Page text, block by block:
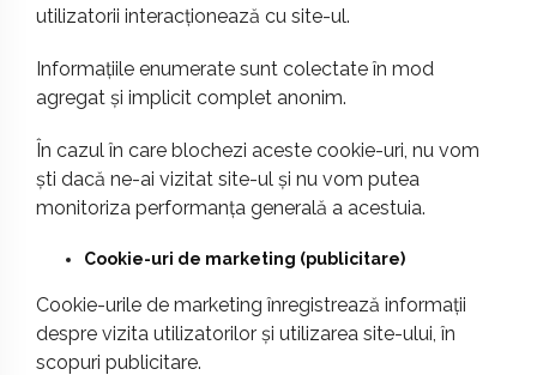
utilizatorii interacționează cu site-ul.
Informațiile enumerate sunt colectate în mod
agregat și implicit complet anonim.
În cazul în care blochezi aceste cookie-uri, nu vom
ști dacă ne-ai vizitat site-ul și nu vom putea
monitoriza performanța generală a acestuia.
Cookie-uri de marketing (publicitare)
Cookie-urile de marketing înregistrează informații
despre vizita utilizatorilor și utilizarea site-ului, în
scopuri publicitare.